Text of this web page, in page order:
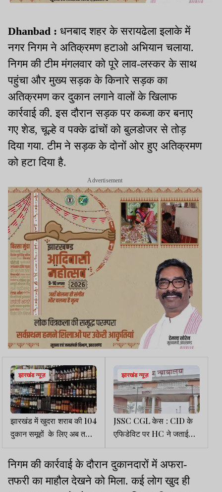
Dhanbad : धनबाद शहर के सरायढेला इलाके में
नगर निगम ने अतिक्रमण हटाओ अभियान चलाया.
निगम की टीम मंगलवार को पूरे लाव-लस्कर के साथ
पहुंचा और मुख्य सड़क के किनारे सड़क का
अतिक्रमण कर दुकान लगाने वालों के खिलाफ
कार्रवाई की. इस दौरान सड़क पर कब्जा कर बनाए
गए शेड, चूल्हे व पक्के ढांचों को बुलडोजर से तोड़
दिया गया. टीम ने सड़क के दोनों ओर हुए अतिक्रमण
को हटा दिया है.
Advertisement
झारखंड न्यूज़
झारखंड में खुदरा शराब की 104
दुकान समूहों के लिए अब तक
किसी ने नहीं दिया आवेदन
झारखंड न्यूज़
JSSC CGL केस : CID के
एफिडेविट पर HC ने जताई
नाराजगी
निगम की कार्रवाई के दौरान दुकानदारों में अफरा-
तफरी का माहौल देखने को मिला. कई लोग खुद ही